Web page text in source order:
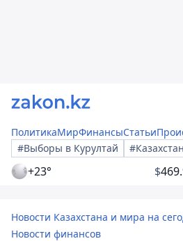
ПолитикаМирФинансыСтатьи
#Выборы в Курултай
+23° $
Новости Казахстана и мира на
Новости финансов